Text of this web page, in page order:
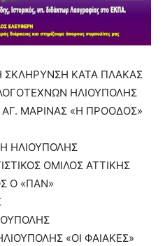
ΣΚΛΗΡΥΝΣΗ ΚΑΤΑ ΠΛΑΚΑΣ
ΗΛΙΟΥΠΟΛΗΣ
ΑΓ. ΜΑΡΙΝΑΣ «Η ΠΡΟΟΔΟΣ»
ΗΛΙΟΥΠΟΛΗΣ
ΟΜΙΛΟΣ ΑΤΤΙΚΗΣ
Ο «ΠΑΝ»
«ΟΙ ΦΑΙΑΚΕΣ»